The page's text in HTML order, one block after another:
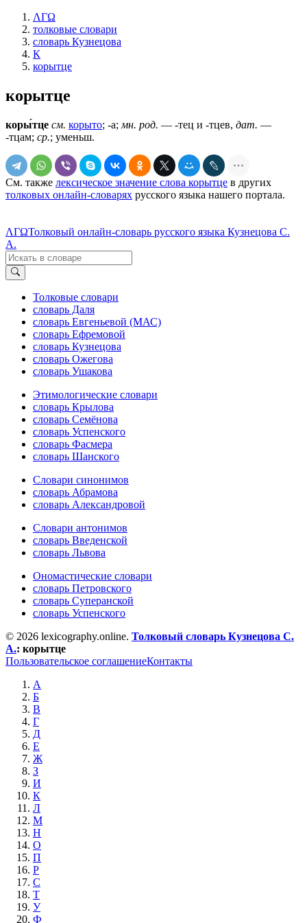
ΛΓΩ
толковые словари
словарь Кузнецова
К
корытце
корытце
коры́тце см. корыто; -а; мн. род. — -тец и -тцев, дат. —
-тцам; ср.; уменьш.
См. также лексическое значение слова корытце в других
толковых онлайн-словарях русского языка нашего портала.
ΛΓΩТолковый онлайн-словарь русского языка Кузнецова С.
А.
Толковые словари
словарь Даля
словарь Евгеньевой (МАС)
словарь Ефремовой
словарь Кузнецова
словарь Ожегова
словарь Ушакова
Этимологические словари
словарь Крылова
словарь Семёнова
словарь Успенского
словарь Фасмера
словарь Шанского
Словари синонимов
словарь Абрамова
словарь Александровой
Словари антонимов
словарь Введенской
словарь Львова
Ономастические словари
словарь Петровского
словарь Суперанской
словарь Успенского
© 2026 lexicography.online. Толковый словарь Кузнецова С.
А.: корытце
Пользовательское соглашениеКонтакты
А
Б
В
Г
Д
Е
Ж
З
И
К
Л
М
Н
О
П
Р
С
Т
У
Ф